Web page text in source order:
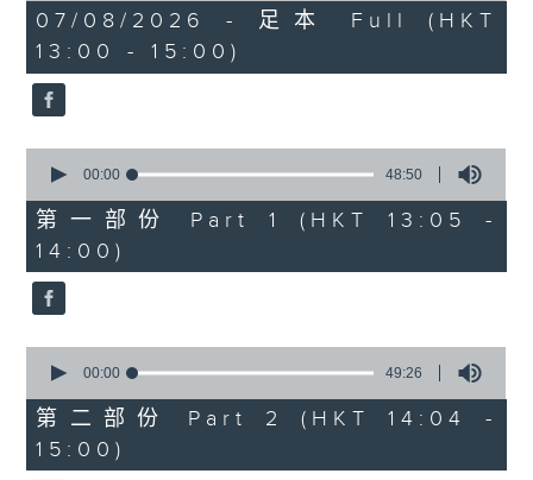
主題：結節性癢疹
嘉賓：鄭學輝醫生(皮膚及性病科專科醫
生)
1400-1500
[精神科醫學院系列]
主題：長者情緒健康
嘉賓：潘佩璆醫生(精神科專科醫生)
1
hour,
38
minutes,
6
seconds
07/08/2026 - 足本 Full (HKT
13:00 - 15:00)
seconds
48
minutes,
50
seconds
00:00 48:50
第一部份 Part 1 (HKT 13:05 -
14:00)
seconds
49
minutes,
26
seconds
00:00 49:26
第二部份 Part 2 (HKT 14:04 -
15:00)